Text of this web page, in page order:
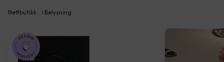
Nettbutikk Belysning